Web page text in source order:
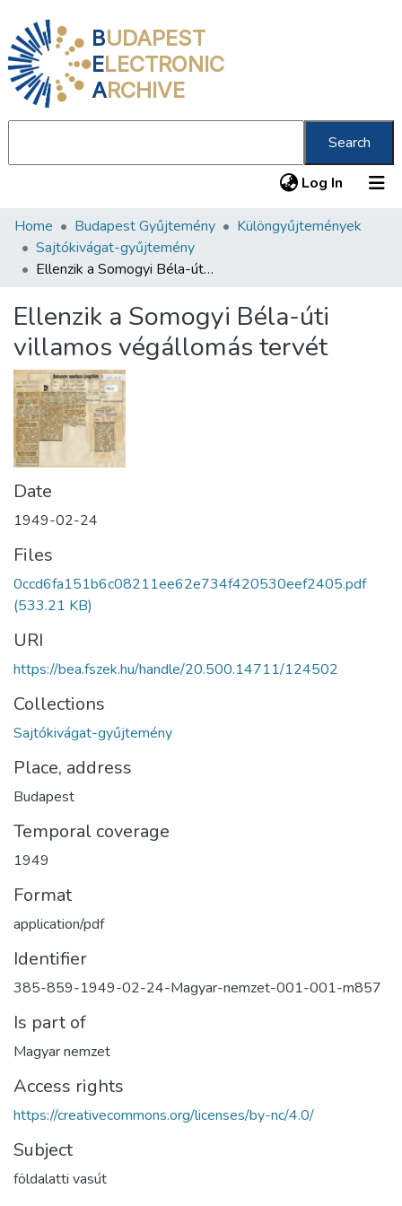
BUDAPEST
ELECTRONIC
ARCHIVE
Search
Log In (current)
Communities & Collections
All of DSpace
About us
Home Budapest Gyűjtemény
Különgyűjtemények
Sajtókivágat-gyűjtemény
Ellenzik a Somogyi Béla-úti villamos végállomás tervét
Ellenzik a Somogyi Béla-úti
villamos végállomás tervét
Date
1949-02-24
Files
0ccd6fa151b6c08211ee62e734f420530eef2405.pdf
(533.21 KB)
URI
https://bea.fszek.hu/handle/20.500.14711/124502
Collections
Sajtókivágat-gyűjtemény
Place, address
Budapest
Temporal coverage
1949
Format
application/pdf
Identifier
385-859-1949-02-24-Magyar-nemzet-001-001-m857
Is part of
Magyar nemzet
Access rights
https://creativecommons.org/licenses/by-nc/4.0/
Subject
földalatti vasút